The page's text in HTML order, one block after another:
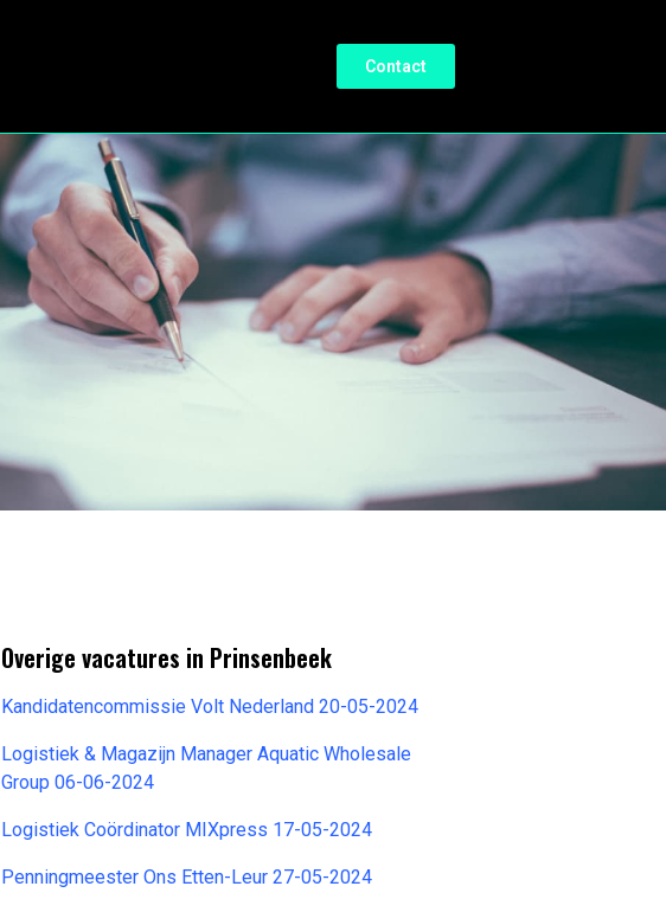
Contact
Overige vacatures in Prinsenbeek
Kandidatencommissie Volt Nederland 20-05-2024
Logistiek & Magazijn Manager Aquatic Wholesale
Group 06-06-2024
Logistiek Coördinator MIXpress 17-05-2024
Penningmeester Ons Etten-Leur 27-05-2024